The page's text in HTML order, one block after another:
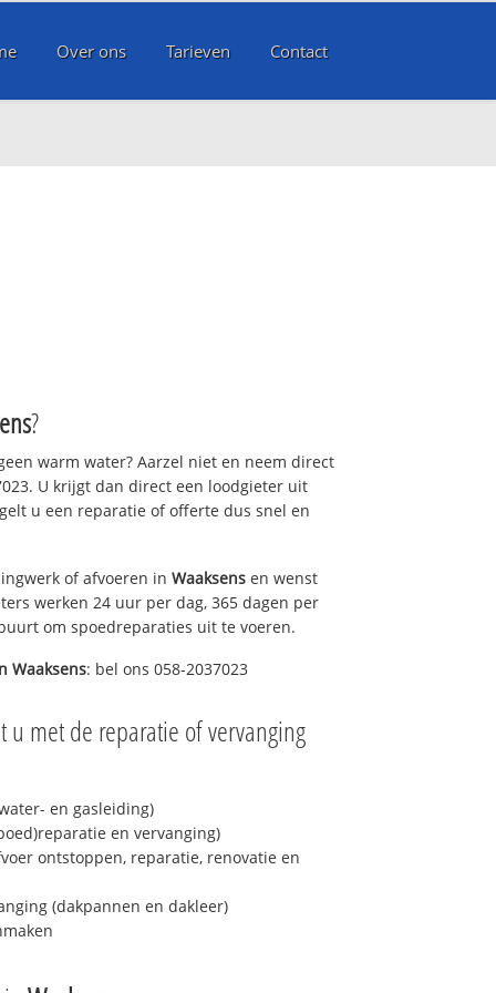
Over ons Tarieven Contact
?
warm water? Aarzel niet en neem direct
U krijgt dan direct een loodgieter uit
u een reparatie of offerte dus snel en
of afvoeren in Waaksens en wenst
werken 24 uur per dag, 365 dagen per
om spoedreparaties uit te voeren.
Waaksens: bel ons 058-2037023
met de reparatie of vervanging
en gasleiding)
en vervanging)
ontstoppen, reparatie, renovatie en
(dakpannen en dakleer)